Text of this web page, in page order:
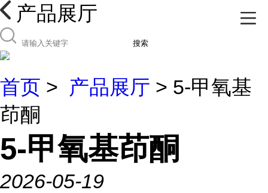
产品展厅
搜索
首页 > 产品展厅 > 5-甲氧基
茚酮
5-甲氧基茚酮
2026-05-19